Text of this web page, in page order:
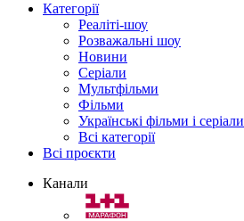
Категорії
Реаліті-шоу
Розважальні шоу
Новини
Серіали
Мультфільми
Фільми
Українські фільми і серіали
Всі категорії
Всі проєкти
Канали